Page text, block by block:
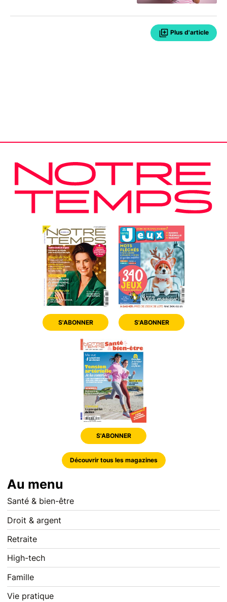
Plus d'article
S'ABONNER S'ABONNER
S'ABONNER
Découvrir tous les magazines
Au menu
Santé & bien-être
Droit & argent
Retraite
High-tech
Famille
Vie pratique